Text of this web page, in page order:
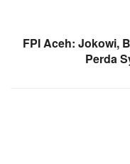
FPI Aceh: Jokowi,
Perda